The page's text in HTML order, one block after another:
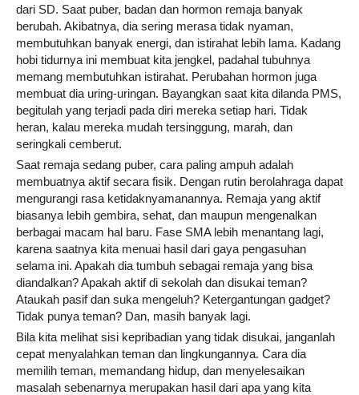
dari SD. Saat puber, badan dan hormon remaja banyak
berubah. Akibatnya, dia sering merasa tidak nyaman,
membutuhkan banyak energi, dan istirahat lebih lama. Kadang
hobi tidurnya ini membuat kita jengkel, padahal tubuhnya
memang membutuhkan istirahat. Perubahan hormon juga
membuat dia uring-uringan. Bayangkan saat kita dilanda PMS,
begitulah yang terjadi pada diri mereka setiap hari. Tidak
heran, kalau mereka mudah tersinggung, marah, dan
seringkali cemberut.
Saat remaja sedang puber, cara paling ampuh adalah
membuatnya aktif secara fisik. Dengan rutin berolahraga dapat
mengurangi rasa ketidaknyamanannya. Remaja yang aktif
biasanya lebih gembira, sehat, dan maupun mengenalkan
berbagai macam hal baru. Fase SMA lebih menantang lagi,
karena saatnya kita menuai hasil dari gaya pengasuhan
selama ini. Apakah dia tumbuh sebagai remaja yang bisa
diandalkan? Apakah aktif di sekolah dan disukai teman?
Ataukah pasif dan suka mengeluh? Ketergantungan gadget?
Tidak punya teman? Dan, masih banyak lagi.
Bila kita melihat sisi kepribadian yang tidak disukai, janganlah
cepat menyalahkan teman dan lingkungannya. Cara dia
memilih teman, memandang hidup, dan menyelesaikan
masalah sebenarnya merupakan hasil dari apa yang kita